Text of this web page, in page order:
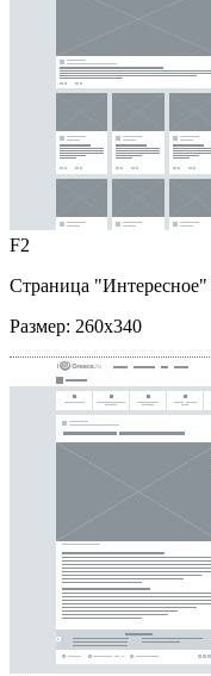
F2
Страница "Интересное"
Размер: 260x340